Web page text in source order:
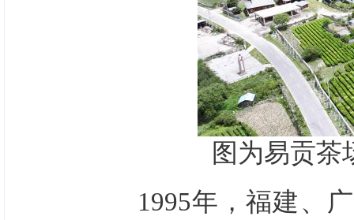
图为易贡茶
1995年，福建、广